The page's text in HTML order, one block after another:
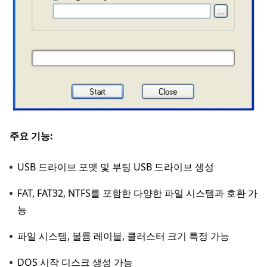
주요 기능:
USB 드라이브 포맷 및 부팅 USB 드라이브 생성
FAT, FAT32, NTFS를 포함한 다양한 파일 시스템과 호환 가
능
파일 시스템, 볼륨 레이블, 클러스터 크기 특정 가능
DOS 시작 디스크 생성 가능